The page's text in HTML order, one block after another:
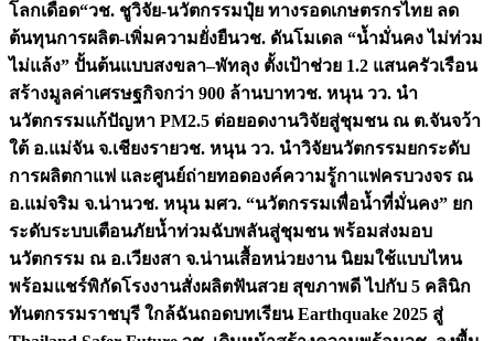
โลกเดือด“วช. ชูวิจัย-นวัตกรรมปุ๋ย ทางรอดเกษตรกรไทย ลด
ต้นทุนการผลิต-เพิ่มความยั่งยืนวช. ดันโมเดล “น้ำมั่นคง ไม่ท่วม
ไม่แล้ง” ปั้นต้นแบบสงขลา–พัทลุง ตั้งเป้าช่วย 1.2 แสนครัวเรือน
สร้างมูลค่าเศรษฐกิจกว่า 900 ล้านบาทวช. หนุน วว. นำ
นวัตกรรมแก้ปัญหา PM2.5 ต่อยอดงานวิจัยสู่ชุมชน ณ ต.จันจว้า
ใต้ อ.แม่จัน จ.เชียงรายวช. หนุน วว. นำวิจัยนวัตกรรมยกระดับ
การผลิตกาแฟ และศูนย์ถ่ายทอดองค์ความรู้กาแฟครบวงจร ณ
อ.แม่จริม จ.น่านวช. หนุน มศว. “นวัตกรรมเพื่อน้ำที่มั่นคง” ยก
ระดับระบบเตือนภัยน้ำท่วมฉับพลันสู่ชุมชน พร้อมส่งมอบ
นวัตกรรม ณ อ.เวียงสา จ.น่านเสื้อหน่วยงาน นิยมใช้แบบไหน
พร้อมแชร์พิกัดโรงงานสั่งผลิตฟันสวย สุขภาพดี ไปกับ 5 คลินิก
ทันตกรรมราชบุรี ใกล้ฉันถอดบทเรียน Earthquake 2025 สู่